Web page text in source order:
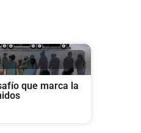
que marca la